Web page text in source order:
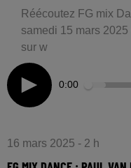
Réécoutez FG mix
samedi 15 mars
sur w
0:00
16 mars 2025 - 2 h